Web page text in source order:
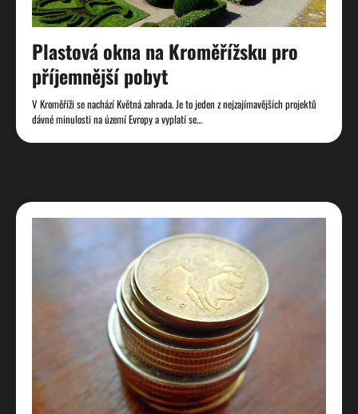
Plastová okna na Kroměřížsku pro
příjemnější pobyt
V Kroměříži se nachází Květná zahrada. Je to jeden z nejzajímavějších projektů
dávné minulosti na území Evropy a vyplatí se…